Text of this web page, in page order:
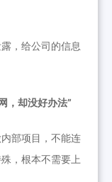
，给公司的信息
，却没好办法”
部项目，不能连
，根本不需要上